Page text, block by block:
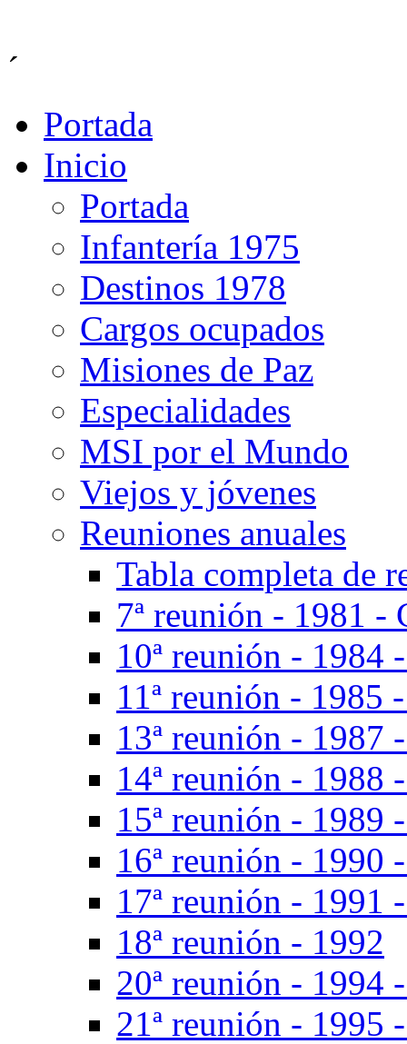
´
Portada
Inicio
Portada
Infantería 1975
Destinos 1978
Cargos ocupados
Misiones de Paz
Especialidades
MSI por el Mundo
Viejos y jóvenes
Reuniones anuales
Tabla completa de
7ª reunión - 1981 -
10ª reunión - 1984
11ª reunión - 1985
13ª reunión - 1987
14ª reunión - 1988
15ª reunión -
16ª reunión - 1990
17ª reunión - 1991
18ª reunión - 1992
20ª reunión - 1994
21ª reunión - 1995